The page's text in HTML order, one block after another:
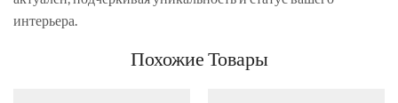
интерьера.
Похожие Товары